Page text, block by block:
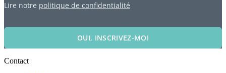
Lire notre politique de confidentialité
OUI, INSCRIVEZ-MOI
Contact